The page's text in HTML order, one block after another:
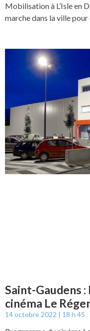
Mobilisation à L’Isle en
marche dans la ville
Saint-Gaudens
cinéma Le
14 octobre 2022 18 h 45